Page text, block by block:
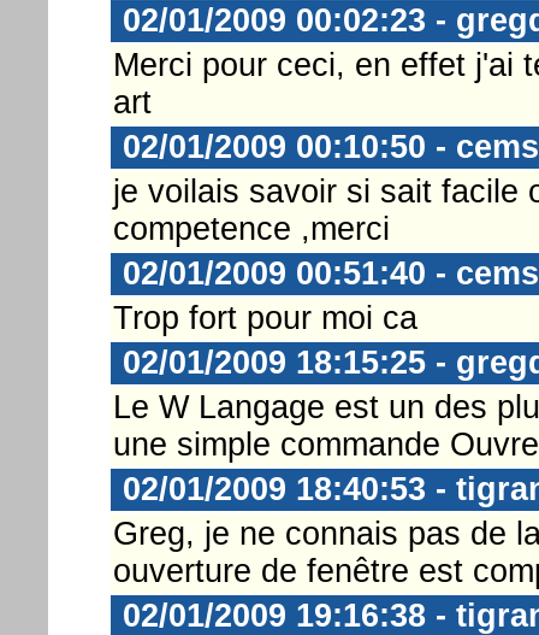
02/01/2009 00:02:23 -
Merci pour ceci, en effet j'ai
art
02/01/2009 00:10:50 -
je voilais savoir si sait facile
competence ,merci
02/01/2009 00:51:40 -
Trop fort pour moi ca
02/01/2009 18:15:25 -
Le W Langage est un des
une simple commande
02/01/2009 18:40:53 -
Greg, je ne connais pas de
ouverture de fenêtre est
02/01/2009 19:16:38 -